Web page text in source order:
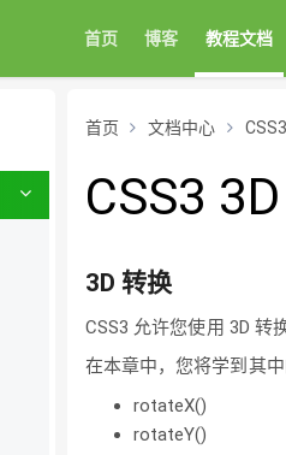
首页 博客 教程文档
首页 文档中心
CSS3
3D 转换
CSS3 允许您使用 3D 转
在本章中，您将学到其中
rotateX()
rotateY()